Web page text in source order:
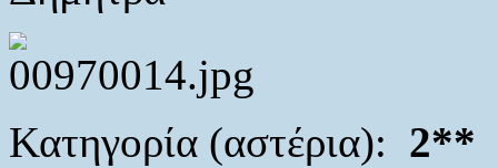
Κατηγορία (αστέρια): 2**